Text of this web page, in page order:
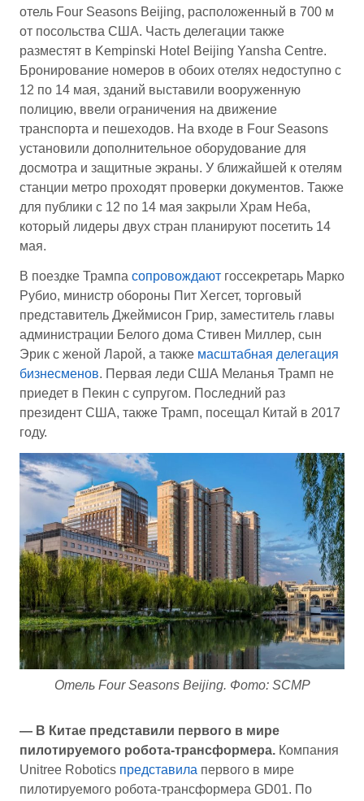
отель Four Seasons Beijing, расположенный в 700 м
от посольства США. Часть делегации также
разместят в Kempinski Hotel Beijing Yansha Centre.
Бронирование номеров в обоих отелях недоступно с
12 по 14 мая, зданий выставили вооруженную
полицию, ввели ограничения на движение
транспорта и пешеходов. На входе в Four Seasons
установили дополнительное оборудование для
досмотра и защитные экраны. У ближайшей к отелям
станции метро проходят проверки документов. Также
для публики с 12 по 14 мая закрыли Храм Неба,
который лидеры двух стран планируют посетить 14
мая.
В поездке Трампа сопровождают госсекретарь Марко
Рубио, министр обороны Пит Хегсет, торговый
представитель Джеймисон Грир, заместитель главы
администрации Белого дома Стивен Миллер, сын
Эрик с женой Ларой, а также масштабная делегация
бизнесменов. Первая леди США Меланья Трамп не
приедет в Пекин с супругом. Последний раз
президент США, также Трамп, посещал Китай в 2017
году.
Отель Four Seasons Beijing. Фото: SCMP
— В Китае представили первого в мире
пилотируемого робота-трансформера. Компания
Unitree Robotics представила первого в мире
пилотируемого робота-трансформера GD01. По